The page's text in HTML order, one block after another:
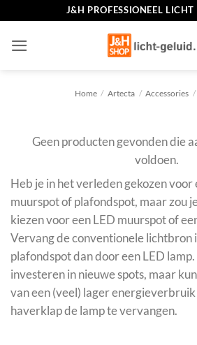
inhoud
J&H PROFESSIONEEL LICHT
Home / Artecta / Accessories /
Geen producten gevonden die
voldoen.
Heb je in het verleden gekozen
muurspot of plafondspot, maar zou
kiezen voor een LED muurspot of
Vervang de conventionele lichtbron
plafondspot dan door een LED
investeren in nieuwe spots, maar
van een (veel) lager
haverklap de lamp te vervangen.